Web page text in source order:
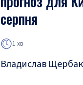
серпня
1 хв
Владислав Щербак